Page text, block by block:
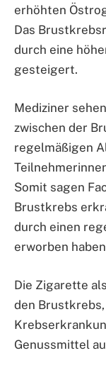
erhöhten
Das
durch eine
gesteigert.
Mediziner
zwischen der
regelmäßigen
Somit sagen
Brustkrebs
durch einen
erworben
Die Zigarette
den
Genussmittel